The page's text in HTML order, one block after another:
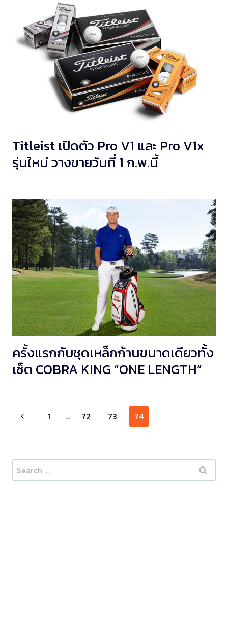
Titleist เปิดตัว Pro V1 และ Pro V1x
รุ่นใหม่ วางขายวันที่ 1 ก.พ.นี้
ครั้งแรกกับชุดเหล็กก้านขนาดเดียวทั้ง
เซ็ต COBRA KING “ONE LENGTH”
Page
navigation
1 … 72 73 74
Search
for: